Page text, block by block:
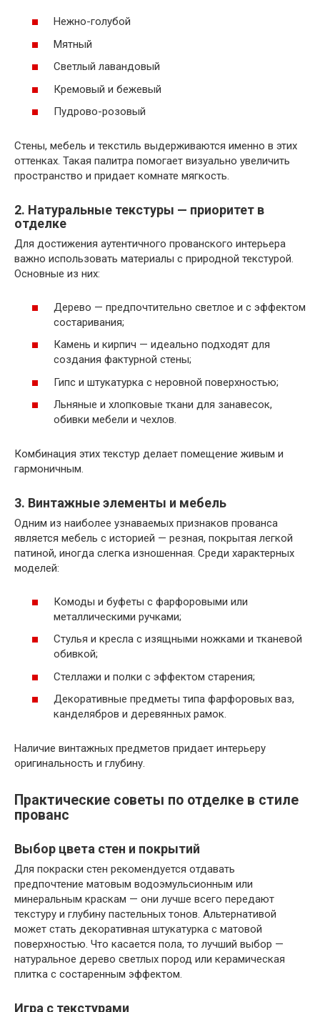
Нежно-голубой
Мятный
Светлый лавандовый
Кремовый и бежевый
Пудрово-розовый
Стены, мебель и текстиль выдерживаются именно в этих
оттенках. Такая палитра помогает визуально увеличить
пространство и придает комнате мягкость.
2. Натуральные текстуры — приоритет в
отделке
Для достижения аутентичного прованского интерьера
важно использовать материалы с природной текстурой.
Основные из них:
Дерево — предпочтительно светлое и с эффектом
состаривания;
Камень и кирпич — идеально подходят для
создания фактурной стены;
Гипс и штукатурка с неровной поверхностью;
Льняные и хлопковые ткани для занавесок,
обивки мебели и чехлов.
Комбинация этих текстур делает помещение живым и
гармоничным.
3. Винтажные элементы и мебель
Одним из наиболее узнаваемых признаков прованса
является мебель с историей — резная, покрытая легкой
патиной, иногда слегка изношенная. Среди характерных
моделей:
Комоды и буфеты с фарфоровыми или
металлическими ручками;
Стулья и кресла с изящными ножками и тканевой
обивкой;
Стеллажи и полки с эффектом старения;
Декоративные предметы типа фарфоровых ваз,
канделябров и деревянных рамок.
Наличие винтажных предметов придает интерьеру
оригинальность и глубину.
Практические советы по отделке в стиле
прованс
Выбор цвета стен и покрытий
Для покраски стен рекомендуется отдавать
предпочтение матовым водоэмульсионным или
минеральным краскам — они лучше всего передают
текстуру и глубину пастельных тонов. Альтернативой
может стать декоративная штукатурка с матовой
поверхностью. Что касается пола, то лучший выбор —
натуральное дерево светлых пород или керамическая
плитка с состаренным эффектом.
Игра с текстурами